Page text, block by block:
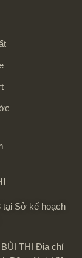
tại Sở kế hoạch
THI Địa chỉ